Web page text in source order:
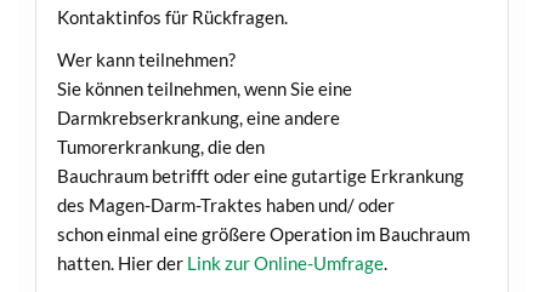
Kontaktinfos für Rückfragen.
Wer kann teilnehmen?
Sie können teilnehmen, wenn Sie eine
Darmkrebserkrankung, eine andere
Tumorerkrankung, die den
Bauchraum betrifft oder eine gutartige Erkrankung
des Magen-Darm-Traktes haben und/ oder
schon einmal eine größere Operation im Bauchraum
hatten. Hier der Link zur Online-Umfrage.